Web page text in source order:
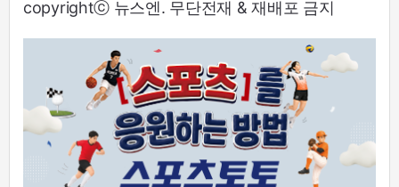
copyrightⓒ 뉴스엔. 무단전재 & 재배포 금지